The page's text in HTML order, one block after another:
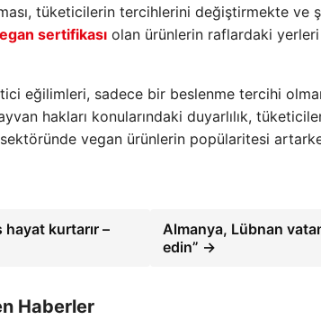
tüketicilerin tercihlerini değiştirmekte ve
sertifikası olan ürünlerin raflardaki
eğilimleri, sadece bir beslenme tercihi
hakları konularındaki duyarlılık,
vegan ürünlerin popülaritesi
kurtarır –
Almanya, Lübnan
edin” →
Haberler